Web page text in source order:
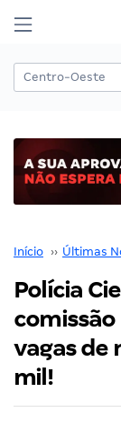
Início ›› Últimas
Polícia
vagas de
mil!